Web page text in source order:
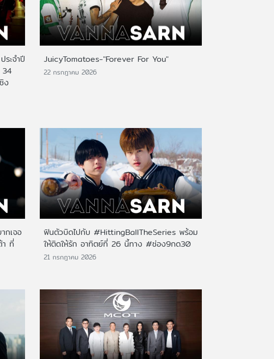
ะจำปี
34
ง
JuicyTomatoes-"Forever For You"
22 กรกฎาคม 2026
กเจอ
ที่
ฟินตัวบิดไปกับ #HittingBallTheSeries พร้อม
ให้ติดให้รัก อาทิตย์ที่ 26 นี้ทาง #ช่อง9กด30
21 กรกฎาคม 2026